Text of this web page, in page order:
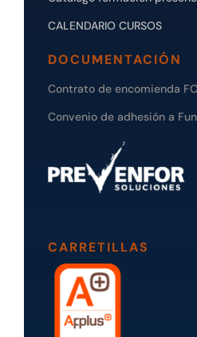
CALENDARIO CURSOS
DOCUMENTACIÓN
Contrato de encomienda
Convenio de adhesión a
CARRETILLAS